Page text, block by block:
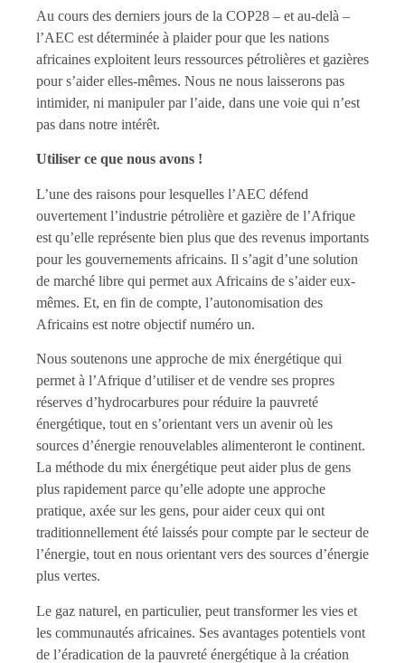
Au cours des derniers jours de la COP28 – et au-delà –
l’AEC est déterminée à plaider pour que les nations
africaines exploitent leurs ressources pétrolières et gazières
pour s’aider elles-mêmes. Nous ne nous laisserons pas
intimider, ni manipuler par l’aide, dans une voie qui n’est
pas dans notre intérêt.
Utiliser ce que nous avons !
L’une des raisons pour lesquelles l’AEC défend
ouvertement l’industrie pétrolière et gazière de l’Afrique
est qu’elle représente bien plus que des revenus importants
pour les gouvernements africains. Il s’agit d’une solution
de marché libre qui permet aux Africains de s’aider eux-
mêmes. Et, en fin de compte, l’autonomisation des
Africains est notre objectif numéro un.
Nous soutenons une approche de mix énergétique qui
permet à l’Afrique d’utiliser et de vendre ses propres
réserves d’hydrocarbures pour réduire la pauvreté
énergétique, tout en s’orientant vers un avenir où les
sources d’énergie renouvelables alimenteront le continent.
La méthode du mix énergétique peut aider plus de gens
plus rapidement parce qu’elle adopte une approche
pratique, axée sur les gens, pour aider ceux qui ont
traditionnellement été laissés pour compte par le secteur de
l’énergie, tout en nous orientant vers des sources d’énergie
plus vertes.
Le gaz naturel, en particulier, peut transformer les vies et
les communautés africaines. Ses avantages potentiels vont
de l’éradication de la pauvreté énergétique à la création